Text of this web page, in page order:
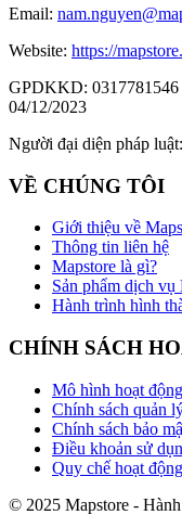
Email:
Website: https://
GPDKKD:
04/12/2023
Người đại diện pháp luật:
VỀ CHÚNG TÔI
Giới thiệu về
Thông tin liên hệ
Mapstore là gì?
Sản phẩm dịch vụ
Hành trình hình
CHÍNH SÁCH
Mô hình hoạt
Chính sách quản
Chính sách bảo
Điều khoản sử
Quy chế hoạt
© 2025 Mapstore -